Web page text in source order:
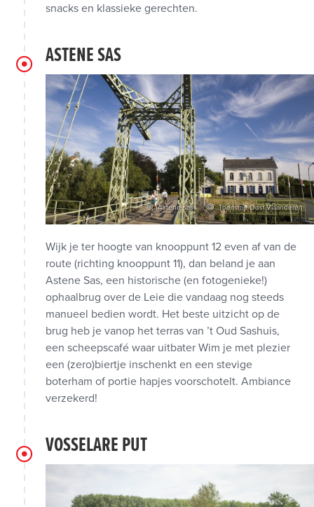
snacks en klassieke gerechten.
ASTENE SAS
Astene sas Toerisme Oost-Vlaanderen
Wijk je ter hoogte van knooppunt 12 even af van de
route (richting knooppunt 11), dan beland je aan
Astene Sas, een historische (en fotogenieke!)
ophaalbrug over de Leie die vandaag nog steeds
manueel bedien wordt. Het beste uitzicht op de
brug heb je vanop het terras van ’t Oud Sashuis,
een scheepscafé waar uitbater Wim je met plezier
een (zero)biertje inschenkt en een stevige
boterham of portie hapjes voorschotelt. Ambiance
verzekerd!
VOSSELARE PUT